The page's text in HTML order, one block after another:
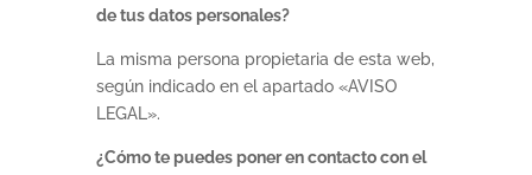
de tus datos personales?
La misma persona propietaria de esta web,
según indicado en el apartado «AVISO
LEGAL».
¿Cómo te puedes poner en contacto con el